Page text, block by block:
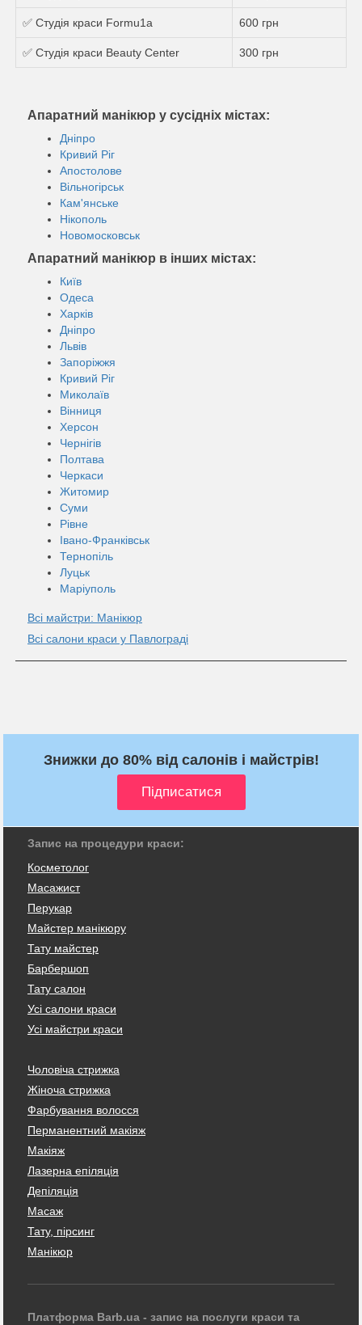
✅ Студія краси Formu1a 600 грн
✅ Студія краси Beauty Center 300 грн
Апаратний манікюр у сусідніх містах:
Дніпро
Кривий Ріг
Апостолове
Вільногірськ
Кам'янське
Нікополь
Новомосковськ
Апаратний манікюр в інших містах:
Київ
Одеса
Харків
Дніпро
Львів
Запоріжжя
Кривий Ріг
Миколаїв
Вінниця
Херсон
Чернігів
Полтава
Черкаси
Житомир
Суми
Рівне
Івано-Франківськ
Тернопіль
Луцьк
Маріуполь
Всі майстри: Манікюр
Всі салони краси у Павлограді
Знижки до 80% від салонів і майстрів!
Запис на процедури краси:
Косметолог
Масажист
Перукар
Майстер манікюру
Тату майстер
Барбершоп
Тату салон
Усі салони краси
Усі майстри краси
Чоловіча стрижка
Жіноча стрижка
Фарбування волосся
Перманентний макіяж
Макіяж
Лазерна епіляція
Депіляція
Масаж
Тату, пірсинг
Манікюр
Платформа Barb.ua - запис на послуги краси та